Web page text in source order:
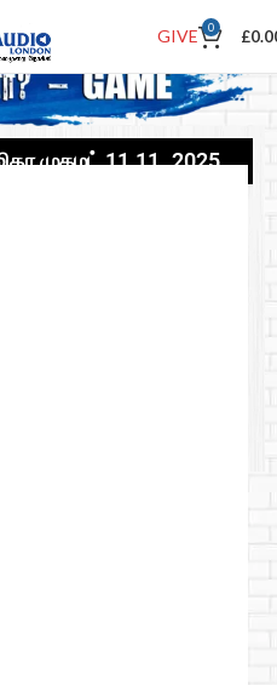
GIVE 0 £
முகமட் 11.11..2025